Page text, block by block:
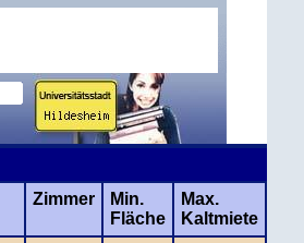
Zimmer
Min.
Fläche
Max.
Kaltmiete